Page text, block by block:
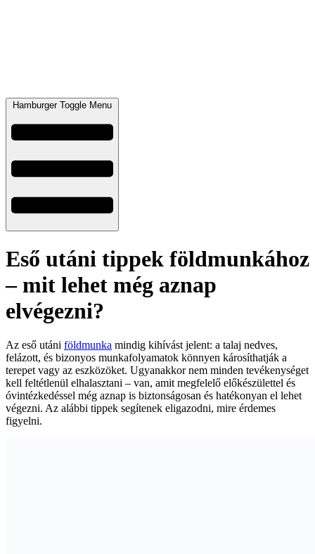
Hamburger Toggle Menu
Eső utáni tippek földmunkához
– mit lehet még aznap
elvégezni?
Az eső utáni földmunka mindig kihívást jelent: a talaj nedves,
felázott, és bizonyos munkafolyamatok könnyen károsíthatják a
terepet vagy az eszközöket. Ugyanakkor nem minden tevékenységet
kell feltétlenül elhalasztani – van, amit megfelelő előkészülettel és
óvintézkedéssel még aznap is biztonságosan és hatékonyan el lehet
végezni. Az alábbi tippek segítenek eligazodni, mire érdemes
figyelni.